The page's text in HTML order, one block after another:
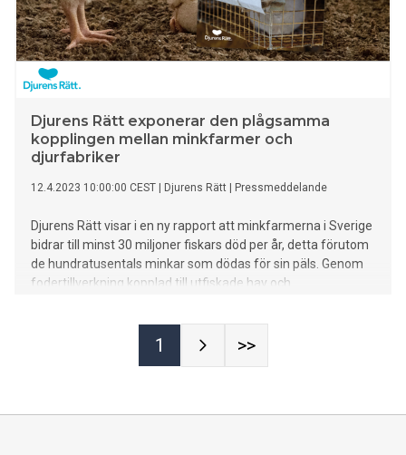
Djurens Rätt exponerar den plågsamma
kopplingen mellan minkfarmer och
djurfabriker
12.4.2023 10:00:00 CEST Djurens Rätt Pressmeddelande
Djurens Rätt visar i en ny rapport att minkfarmerna i Sverige
bidrar till minst 30 miljoner fiskars död per år, detta förutom
de hundratusentals minkar som dödas för sin päls. Genom
fodertillverkning kopplad till utfiskade hav och
mellan minkfarmer och andra djurfabriker. Djurens Rätt vill
se ett förbud mot minkfarmer som en främsta lösning på
1 >>